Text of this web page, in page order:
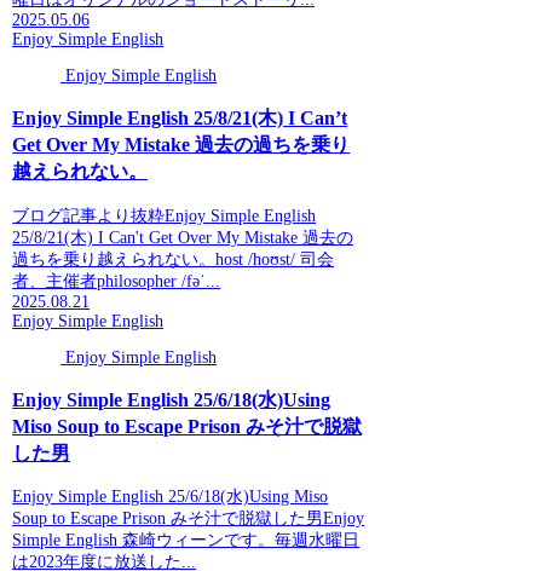
2025.05.06
Enjoy Simple English
Enjoy Simple English
Enjoy Simple English 25/8/21(木) I Can’t
Get Over My Mistake 過去の過ちを乗り
越えられない。
ブログ記事より抜粋Enjoy Simple English
25/8/21(木) I Can't Get Over My Mistake 過去の
過ちを乗り越えられない。host /hoʊst/ 司会
者、主催者philosopher /fəˈ...
2025.08.21
Enjoy Simple English
Enjoy Simple English
Enjoy Simple English 25/6/18(水)Using
Miso Soup to Escape Prison みそ汁で脱獄
した男
Enjoy Simple English 25/6/18(水)Using Miso
Soup to Escape Prison みそ汁で脱獄した男Enjoy
Simple English 森崎ウィーンです。毎週水曜日
は2023年度に放送した...